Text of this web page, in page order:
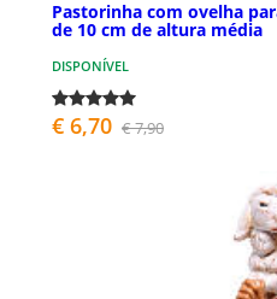
Pastorinha com ovelha
de 10 cm de altura média
DISPONÍVEL
€ 6,70 € 7,90